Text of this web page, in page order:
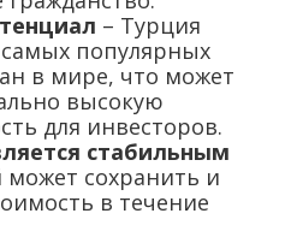
– Турция
популярных
в мире, что может
высокую
для инвесторов.
стабильным
сохранить и
в течение